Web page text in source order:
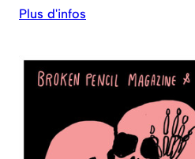
Plus d'infos